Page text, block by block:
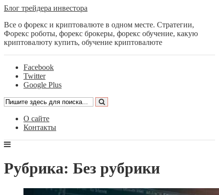
Блог трейдера инвестора
Все о форекс и криптовалюте в одном месте. Стратегии,
Форекс роботы, форекс брокеры, форекс обучение, какую
криптовалюту купить, обучение криптовалюте
Facebook
Twitter
Google Plus
О сайте
Контакты
Рубрика: Без рубрики